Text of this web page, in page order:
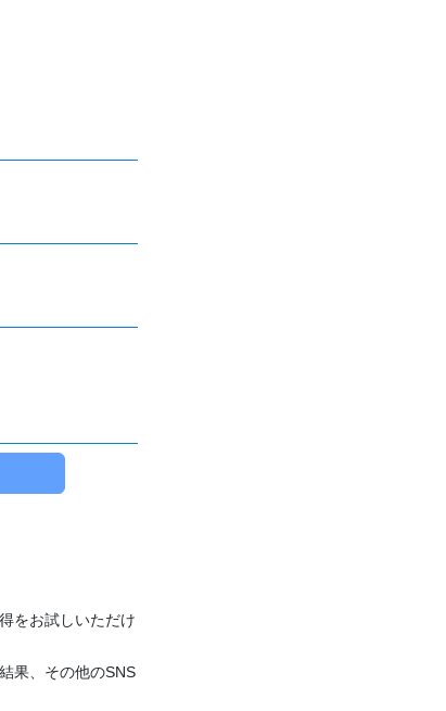
をお試しいただけ
果、その他のSNS